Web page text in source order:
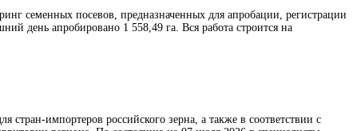
семенных посевов, предназначенных для апробации, регистрации
день апробировано 1 558,49 га. Вся работа строится на
импортеров российского зерна, а также в соответствии с